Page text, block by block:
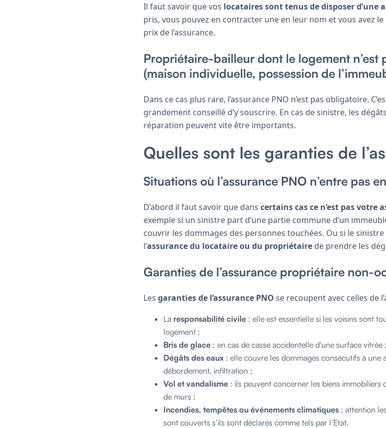
Il faut savoir que vos locataires sont tenus de disposer d’une
pris, vous pouvez en contracter une en leur nom et vous avez
prix de l’assurance.
Propriétaire-bailleur dont le logement n’est
(maison individuelle, possession de
Dans ce cas plus rare, l’assurance PNO n’est pas obligatoire.
grandement conseillé d’y souscrire. En cas de sinistre, les
réparation peuvent vite être importants.
Quelles sont les garanties de
Situations où l’assurance PNO n’entre pas
D’abord il faut savoir que dans certains cas ce n’est pas votre
exemple si un sinistre part d’une partie commune d’un
couvrir les dommages des personnes touchées. Ou si le sinistre
l’assurance du locataire ou du propriétaire de prendre les
Garanties de l’assurance propriétaire non-
Les garanties de l’assurance PNO se recoupent avec celles de
La responsabilité civile : elle est essentielle si les voisins sont
logement ;
Bris de glace : en cas de casse accidentelle d'une surface vitrée ;
Dégâts des eaux : elle couvre les dommages consécutifs à
débordement, infiltration ;
Vol et vandalisme : ils peuvent concerner les biens immobiliers
de murs ;
Incendies, tempêtes ou événements climatiques : attention
sont couverts s’ils sont déclarés comme tels par l’Etat.